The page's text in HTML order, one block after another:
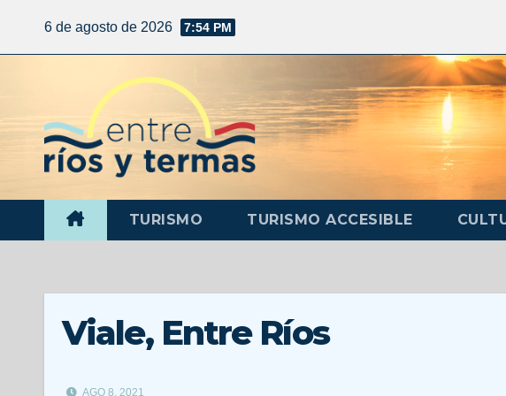
6 de agosto de 2026 7:54 PM
TURISMO TURISMO ACCESIBLE
Viale, Entre Ríos
AGO 8, 2021